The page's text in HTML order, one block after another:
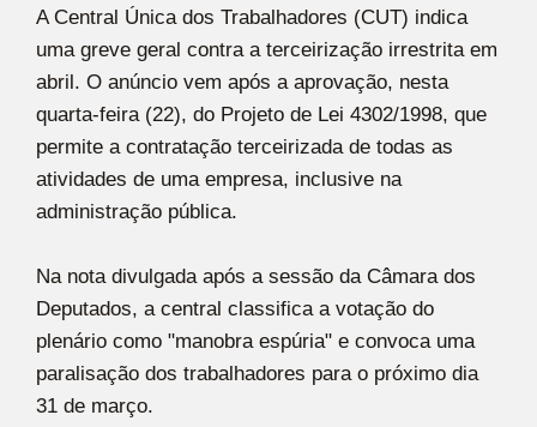
A Central Única dos Trabalhadores (CUT) indica
uma greve geral contra a terceirização irrestrita em
abril. O anúncio vem após a aprovação, nesta
quarta-feira (22), do Projeto de Lei 4302/1998, que
permite a contratação terceirizada de todas as
atividades de uma empresa, inclusive na
administração pública.
Na nota divulgada após a sessão da Câmara dos
Deputados, a central classifica a votação do
plenário como "manobra espúria" e convoca uma
paralisação dos trabalhadores para o próximo dia
31 de março.